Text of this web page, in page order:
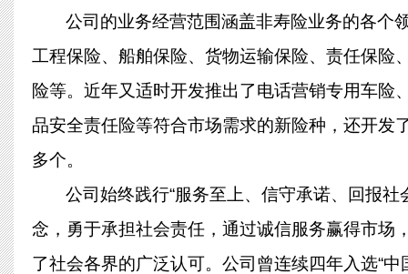
公司的业务经营范围涵盖非寿险业务的各个
工程保险、船舶保险、货物运输保险、责任保险
险等。近年又适时开发推出了电话营销专用车
品安全责任险等符合市场需求的新险种，还开
多个。
公司始终践行“服务至上、信守承诺、回报
念，勇于承担社会责任，通过诚信服务赢得市场
了社会各界的广泛认可。公司曾连续四年入选“